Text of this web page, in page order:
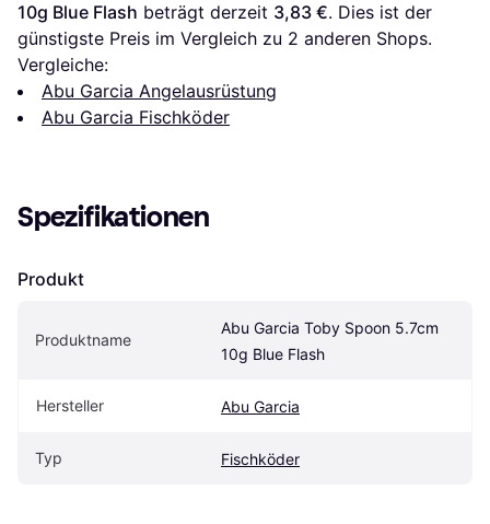
10g Blue Flash beträgt derzeit 3,83 €. Dies ist der
günstigste Preis im Vergleich zu 2 anderen Shops.
Vergleiche:
Abu Garcia Angelausrüstung
Abu Garcia Fischköder
Spezifikationen
Produkt
Produktname
Abu Garcia Toby Spoon 5.7cm
10g Blue Flash
Hersteller Abu Garcia
Typ Fischköder